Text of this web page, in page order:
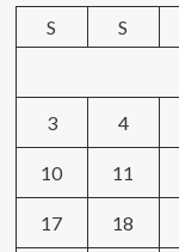
S
S
3 4
10 11
17 18